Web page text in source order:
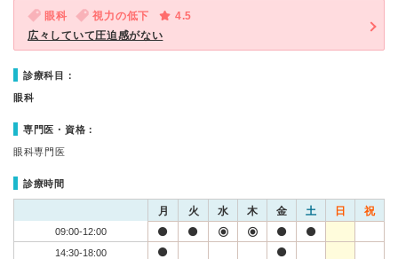
眼科 視力の低下
4.5
広々していて圧迫感がない
診療科目：
眼科
専門医・資格：
眼科専門医
診療時間
月 火 水 木 金 土 日 祝
09:00-12:00
14:30-18:00